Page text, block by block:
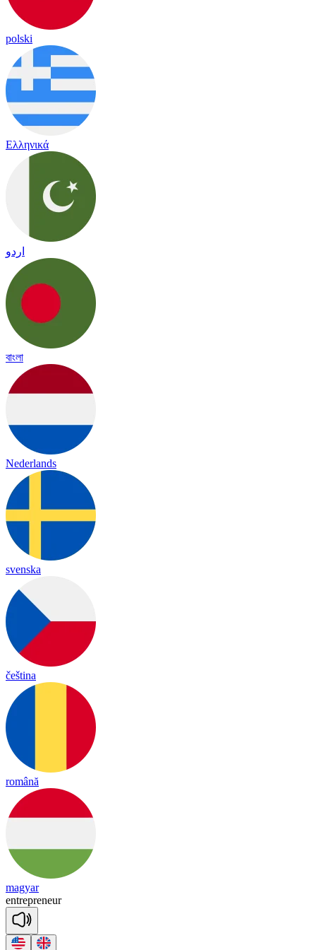
polski
Ελληνικά
اردو
বাংলা
Nederlands
svenska
čeština
română
magyar
entrepreneur